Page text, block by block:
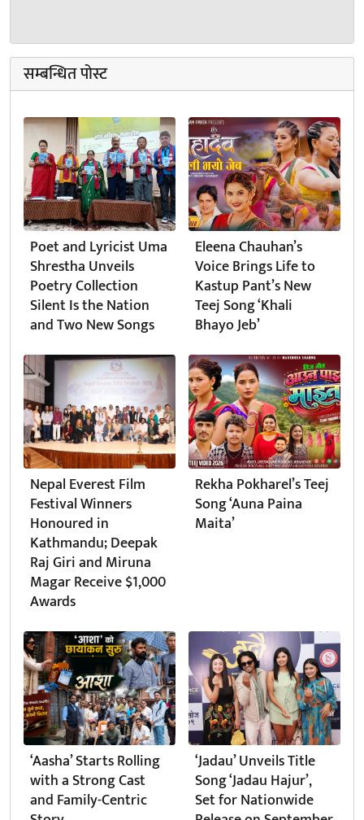
सम्बन्धित पोस्ट
Poet and Lyricist Uma
Shrestha Unveils
Poetry Collection
Silent Is the Nation
and Two New Songs
Eleena Chauhan’s
Voice Brings Life to
Kastup Pant’s New
Teej Song ‘Khali
Bhayo Jeb’
Nepal Everest Film
Festival Winners
Honoured in
Kathmandu; Deepak
Raj Giri and Miruna
Magar Receive $1,000
Awards
Rekha Pokharel’s Teej
Song ‘Auna Paina
Maita’
‘Aasha’ Starts Rolling
with a Strong Cast
and Family-Centric
‘Jadau’ Unveils Title
Song ‘Jadau Hajur’,
Set for Nationwide